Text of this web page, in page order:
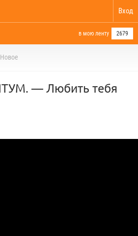
Вход
в мою ленту 2679
Новое
— Любить тебя